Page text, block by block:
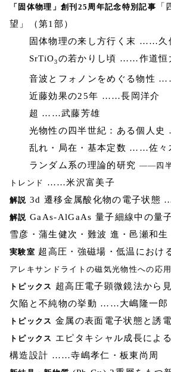
「固体物理」創刊25周年記念特別記事
望」（第1部）
固体物理の来し方行く末 ……久
SrTiO3の若かりし頃 ……作道恒
音波とフォノンをめぐる物性
近藤効果の25年 ……長岡洋介
超 ……武藤芳雄
光物性の四半世紀：ある個人史
乱れ・局在・基本定数 ……佐々
ランダム系の理論的研究 ――四半
トレンド ……米沢富美子
解説 3d 遷移金属酸化物の電子状態
解説 GaAs-AlGaAs 量子細線中の量
雪彦・蒲生健次・難波 進・邑瀬和生
実験室 超高圧・強磁場・低温におけ
アレキサンドライトの磁気光物性への応用
トピックス 超高圧電子顕微鏡法から
欠陥と不純物の挙動 ……大嶋隆一郎
トピックス 金属の表面電子状態と誘
トピックス エピタキシャル成長によ
構造設計 ……寺嶋孝仁・板東尚周